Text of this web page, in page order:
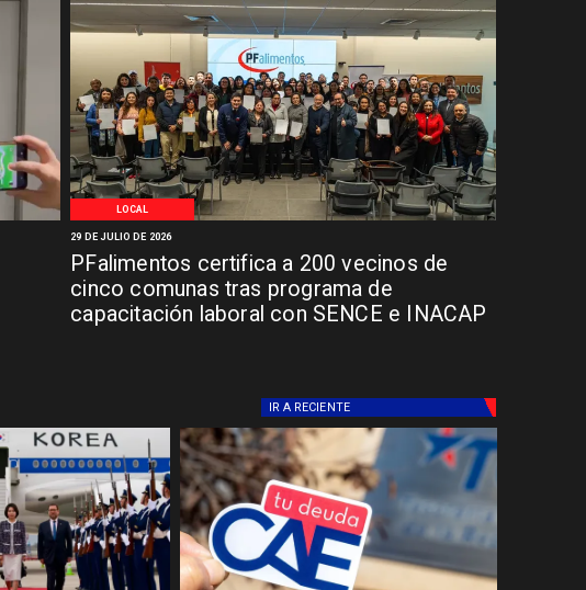
LOCAL
PFalimentos certifica a 200 vecinos de
cinco comunas tras programa de
capacitación laboral con SENCE e INACAP
29 DE JULIO DE 2026
IR A RECIENTE